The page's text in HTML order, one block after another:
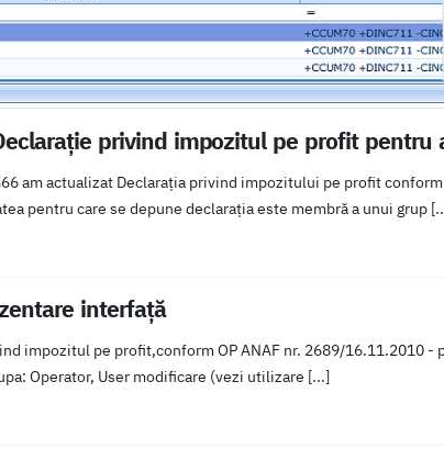
privind impozitul pe profit pentru
am actualizat Declarația privind impozitului pe profit conform
pentru care se depune declarația este membră a unui grup
interfață
impozitul pe profit,conform OP ANAF nr. 2689/16.11.2010
Operator, User modificare (vezi utilizare [...]